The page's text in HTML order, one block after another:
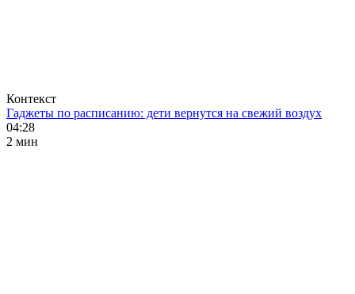
Контекст
Гаджеты по расписанию: дети вернутся на свежий воздух
04:28
2 мин